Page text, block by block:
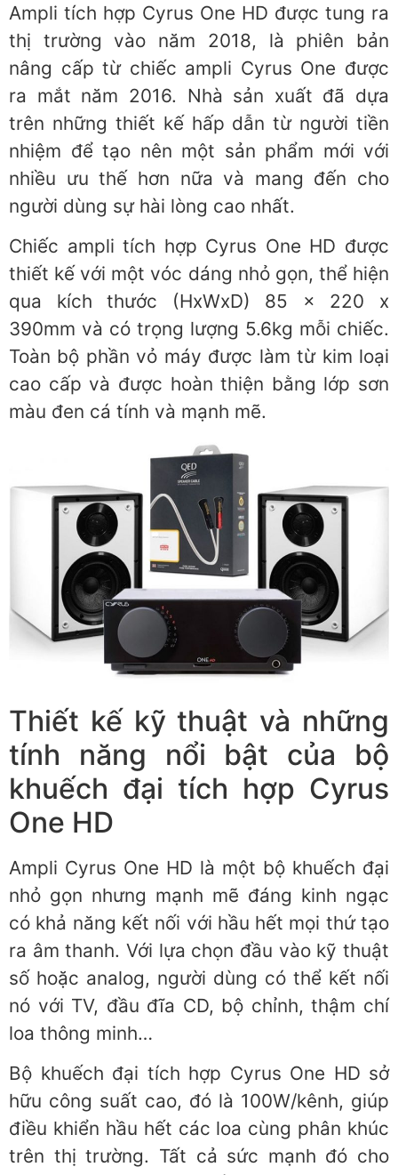
Ampli tích hợp Cyrus One HD được tung ra
thị trường vào năm 2018, là phiên bản
nâng cấp từ chiếc ampli Cyrus One được
ra mắt năm 2016. Nhà sản xuất đã dựa
trên những thiết kế hấp dẫn từ người tiền
nhiệm để tạo nên một sản phẩm mới với
nhiều ưu thế hơn nữa và mang đến cho
người dùng sự hài lòng cao nhất.
Chiếc ampli tích hợp Cyrus One HD được
thiết kế với một vóc dáng nhỏ gọn, thể hiện
qua kích thước (HxWxD) 85 x 220 x
390mm và có trọng lượng 5.6kg mỗi chiếc.
Toàn bộ phần vỏ máy được làm từ kim loại
cao cấp và được hoàn thiện bằng lớp sơn
màu đen cá tính và mạnh mẽ.
Thiết kế kỹ thuật và những
tính năng nổi bật của bộ
khuếch đại tích hợp Cyrus
One HD
Ampli Cyrus One HD là một bộ khuếch đại
nhỏ gọn nhưng mạnh mẽ đáng kinh ngạc
có khả năng kết nối với hầu hết mọi thứ tạo
ra âm thanh. Với lựa chọn đầu vào kỹ thuật
số hoặc analog, người dùng có thể kết nối
nó với TV, đầu đĩa CD, bộ chỉnh, thậm chí
loa thông minh…
Bộ khuếch đại tích hợp Cyrus One HD sở
hữu công suất cao, đó là 100W/kênh, giúp
điều khiển hầu hết các loa cùng phân khúc
trên thị trường. Tất cả sức mạnh đó cho